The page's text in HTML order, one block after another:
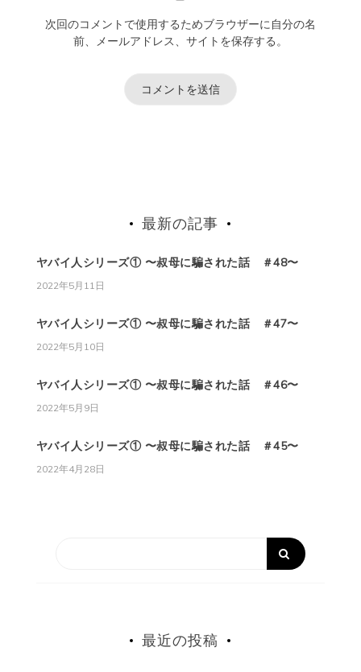
次回のコメントで使用するためブラウザーに自分の名
前、メールアドレス、サイトを保存する。
最新の記事
ヤバイ人シリーズ① 〜叔母に騙された話 ＃48〜
2022年5月11日
ヤバイ人シリーズ① 〜叔母に騙された話 ＃47〜
2022年5月10日
ヤバイ人シリーズ① 〜叔母に騙された話 ＃46〜
2022年5月9日
ヤバイ人シリーズ① 〜叔母に騙された話 ＃45〜
2022年4月28日
最近の投稿